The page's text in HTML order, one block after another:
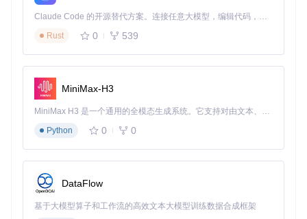
这一过程如同彻底清理房屋后更换门牌号，既清除了潜在
自动化脚本实现上述流程，确保操作的准确性和安全性。
实战步骤：安全重置ID的详细操作 📝
使用本项目提供的ID重置工具，可通过以下步骤完成安全重
置。每个步骤均需严格执行，确保操作效果和系统安全。
准备工作
操作步骤
步骤1：获取重置工具
Claude Code 的开源替代方案。连接任意大模型，编辑代码，运行命令，自动验证 — 全自动执行。用 Rust 构建，极致性能。 ｜ An open-source alternative to Claude Code. Connect any LLM, edit code, run commands, and verify changes — autonomously. Built in Rust for speed. Get Started
Rust
0 539
MiniMax-H3
MiniMax H3 是一个通用的全模态生成系统。它支持对由文本、图像、视频和音频组成的多模态上下文进行统一理解，并能生成分辨率高达 2K、时长可达 15 秒的带原生立体声音频的视频。得益于面向任务泛化的系统设计，H3 在预训练阶段就已具备广泛的多模态上下文理解与生成能力，能够出色地执行复杂的多模态指令。
Python
0 0
DataFlow
基于大模型算子和工作流的高效文本大模型训练数据合成框架